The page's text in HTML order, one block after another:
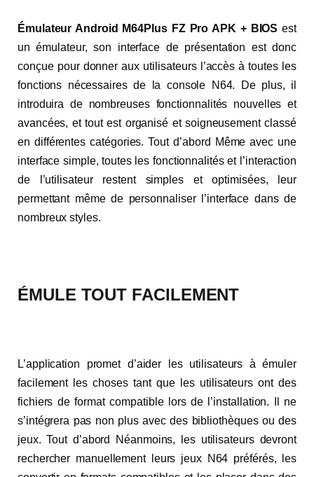
Émulateur Android M64Plus FZ Pro APK + BIOS est
un émulateur, son interface de présentation est donc
conçue pour donner aux utilisateurs l’accès à toutes les
fonctions nécessaires de la console N64. De plus, il
introduira de nombreuses fonctionnalités nouvelles et
avancées, et tout est organisé et soigneusement classé
en différentes catégories. Tout d’abord Même avec une
interface simple, toutes les fonctionnalités et l’interaction
de l’utilisateur restent simples et optimisées, leur
permettant même de personnaliser l’interface dans de
nombreux styles.
ÉMULE TOUT FACILEMENT
L’application promet d’aider les utilisateurs à émuler
facilement les choses tant que les utilisateurs ont des
fichiers de format compatible lors de l’installation. Il ne
s’intégrera pas non plus avec des bibliothèques ou des
jeux. Tout d’abord Néanmoins, les utilisateurs devront
rechercher manuellement leurs jeux N64 préférés, les